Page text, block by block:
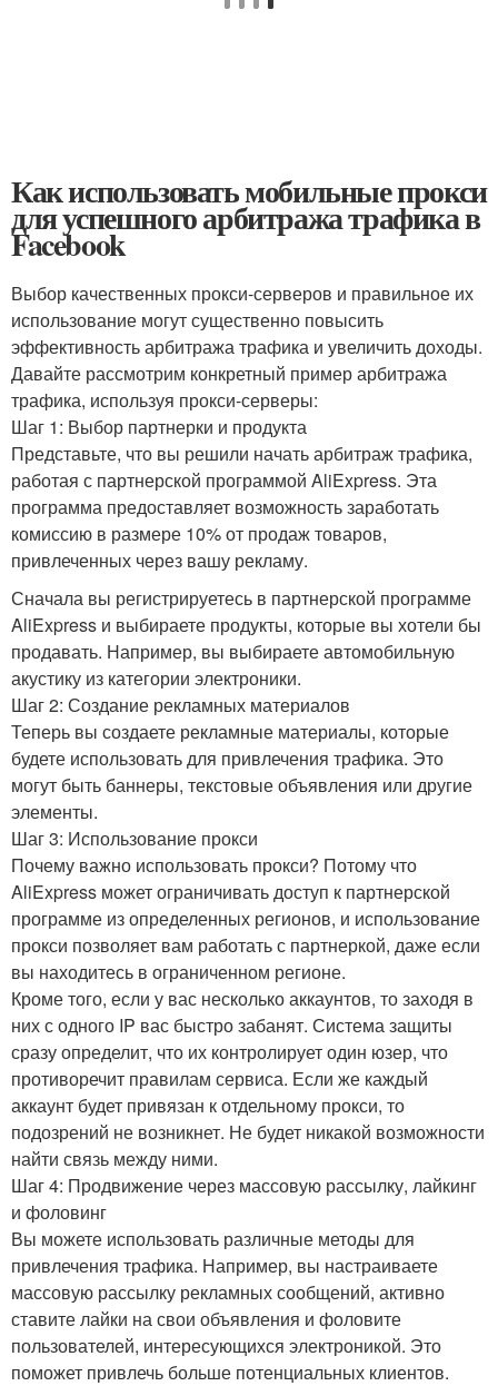
Как использовать мобильные прокси
для успешного арбитража трафика в
Facebook
Выбор качественных прокси-серверов и правильное их
использование могут существенно повысить
эффективность арбитража трафика и увеличить доходы.
Давайте рассмотрим конкретный пример арбитража
трафика, используя прокси-серверы:
Шаг 1: Выбор партнерки и продукта
Представьте, что вы решили начать арбитраж трафика,
работая с партнерской программой AliExpress. Эта
программа предоставляет возможность заработать
комиссию в размере 10% от продаж товаров,
привлеченных через вашу рекламу.
Сначала вы регистрируетесь в партнерской программе
AliExpress и выбираете продукты, которые вы хотели бы
продавать. Например, вы выбираете автомобильную
акустику из категории электроники.
Шаг 2: Создание рекламных материалов
Теперь вы создаете рекламные материалы, которые
будете использовать для привлечения трафика. Это
могут быть баннеры, текстовые объявления или другие
элементы.
Шаг 3: Использование прокси
Почему важно использовать прокси? Потому что
AliExpress может ограничивать доступ к партнерской
программе из определенных регионов, и использование
прокси позволяет вам работать с партнеркой, даже если
вы находитесь в ограниченном регионе.
Кроме того, если у вас несколько аккаунтов, то заходя в
них с одного IP вас быстро забанят. Система защиты
сразу определит, что их контролирует один юзер, что
противоречит правилам сервиса. Если же каждый
аккаунт будет привязан к отдельному прокси, то
подозрений не возникнет. Не будет никакой возможности
найти связь между ними.
Шаг 4: Продвижение через массовую рассылку, лайкинг
и фоловинг
Вы можете использовать различные методы для
привлечения трафика. Например, вы настраиваете
массовую рассылку рекламных сообщений, активно
ставите лайки на свои объявления и фоловите
пользователей, интересующихся электроникой. Это
поможет привлечь больше потенциальных клиентов.